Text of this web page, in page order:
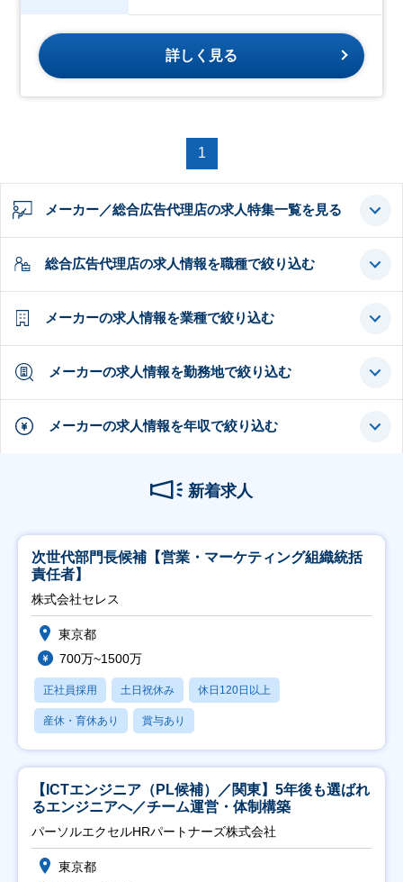
詳しく見る
1
メーカー／総合広告代理店の求人特集一覧を見る
総合広告代理店の求人情報を職種で絞り込む
メーカーの求人情報を業種で絞り込む
メーカーの求人情報を勤務地で絞り込む
メーカーの求人情報を年収で絞り込む
新着求人
次世代部門長候補【営業・マーケティング組織統括
責任者】
株式会社セレス
東京都
700万~1500万
正社員採用 土日祝休み 休日120日以上
産休・育休あり 賞与あり
【ICTエンジニア（PL候補）／関東】5年後も選ばれ
るエンジニアへ／チーム運営・体制構築
パーソルエクセルHRパートナーズ株式会社
東京都